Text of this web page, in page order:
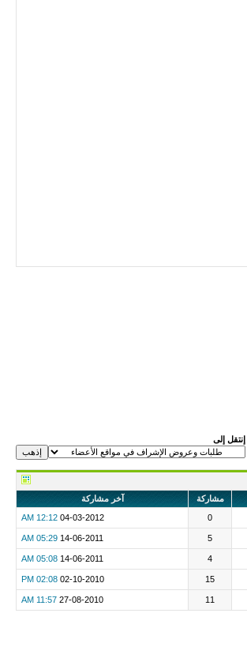
إنتقل إلى
مشاركة
آخر مشاركة
0
04-03-2012
12:12 AM
5
14-06-2011
05:29 AM
4
14-06-2011
05:08 AM
15
02-10-2010
02:08 PM
11
27-08-2010
11:57 AM